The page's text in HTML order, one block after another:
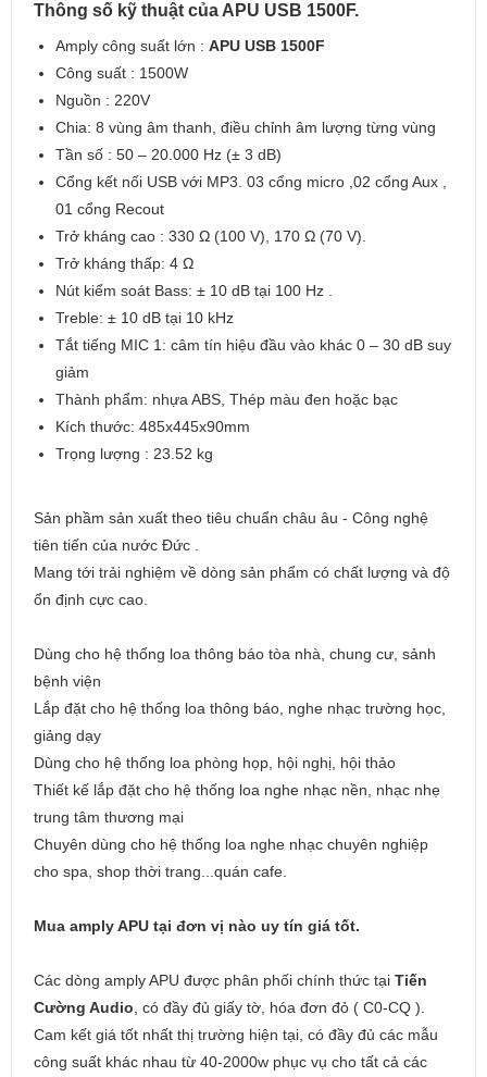
Thông số kỹ thuật của APU USB 1500F.
Amply công suất lớn : APU USB 1500F
Công suất : 1500W
Nguồn : 220V
Chia: 8 vùng âm thanh, điều chỉnh âm lượng từng vùng
Tần số : 50 – 20.000 Hz (± 3 dB)
Cổng kết nối USB với MP3. 03 cổng micro ,02 cổng Aux ,
01 cổng Recout
Trở kháng cao : 330 Ω (100 V), 170 Ω (70 V).
Trở kháng thấp: 4 Ω
Nút kiểm soát Bass: ± 10 dB tại 100 Hz .
Treble: ± 10 dB tại 10 kHz
Tắt tiếng MIC 1: câm tín hiệu đầu vào khác 0 – 30 dB suy
giảm
Thành phẩm: nhựa ABS, Thép màu đen hoặc bạc
Kích thước: 485x445x90mm
Trọng lượng : 23.52 kg
Sản phầm sản xuất theo tiêu chuẩn châu âu - Công nghệ
tiên tiến của nước Đức .
Mang tới trải nghiệm về dòng sản phẩm có chất lượng và độ
ổn định cực cao.
Dùng cho hệ thống loa thông báo tòa nhà, chung cư, sảnh
bệnh viện
Lắp đặt cho hệ thống loa thông báo, nghe nhạc trường học,
giảng dạy
Dùng cho hệ thống loa phòng họp, hội nghị, hội thảo
Thiết kế lắp đặt cho hệ thống loa nghe nhạc nền, nhạc nhẹ
trung tâm thương mại
Chuyên dùng cho hệ thống loa nghe nhạc chuyên nghiệp
cho spa, shop thời trang...quán cafe.
Mua amply APU tại đơn vị nào uy tín giá tốt.
Các dòng amply APU được phân phối chính thức tại Tiến
Cường Audio, có đầy đủ giấy tờ, hóa đơn đỏ ( C0-CQ ).
Cam kết giá tốt nhất thị trường hiện tại, có đầy đủ các mẫu
công suất khác nhau từ 40-2000w phục vụ cho tất cả các